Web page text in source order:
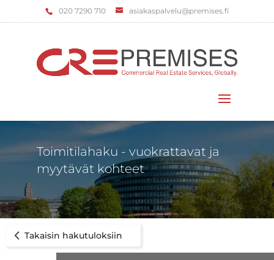
‌020 7290 710 asiakaspalvelu@premises.fi
Toimitilahaku - vuokrattavat ja
myytävät kohteet
Takaisin hakutuloksiin